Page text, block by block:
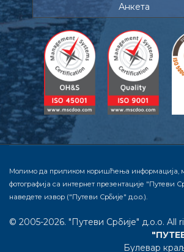
Анкета
Молимо да приликом коришћења информација,
фотографија са интернет презентације "Путеви
наведете извор ("Путеви Србије" д.о.о.).
© 2005-2026. "Путеви Србије" д.о.о.
Булевар